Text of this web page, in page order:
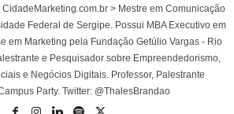
> Mestre em Comunicação
Federal de Sergipe. Possui MBA Executivo em
em Marketing pela Fundação Getúlio Vargas - Rio
e Pesquisador sobre Empreendedorismo,
e Negócios Digitais. Professor, Palestrante
Party. Twitter: @ThalesBrandao